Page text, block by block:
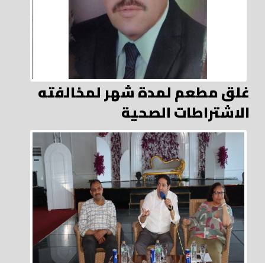
غلق مطعم لمدة شهر لمخالفته
الاشتراطات الصحية